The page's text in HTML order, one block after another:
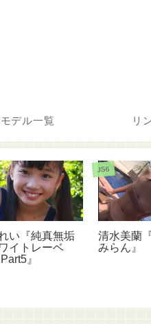
モデル一覧 リ
い『純真無垢
イトレーベ
』
JS6
清水美蘭
みらん』